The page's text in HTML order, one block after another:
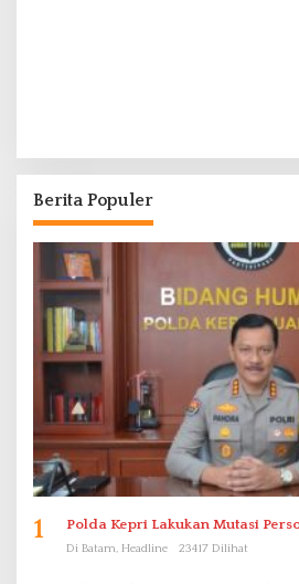
Berita Populer
1 Polda Kepri Lakukan Mutasi
Di Batam, Headline 23417 Dilihat